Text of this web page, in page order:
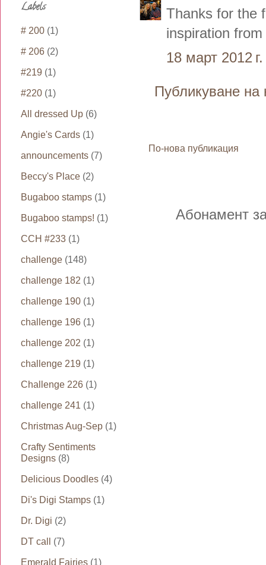
Thanks for the
inspiration
18 март 2012
Публикуване на
По-нова публикация
Абонамент
Labels
# 200 (1)
# 206 (2)
#219 (1)
#220 (1)
All dressed Up (6)
Angie's Cards (1)
announcements (7)
Beccy's Place (2)
Bugaboo stamps (1)
Bugaboo stamps! (1)
CCH #233 (1)
challenge (148)
challenge 182 (1)
challenge 190 (1)
challenge 196 (1)
challenge 202 (1)
challenge 219 (1)
Challenge 226 (1)
challenge 241 (1)
Christmas Aug-Sep (1)
Crafty Sentiments
Designs (8)
Delicious Doodles (4)
Di's Digi Stamps (1)
Dr. Digi (2)
DT call (7)
Emerald Fairies (1)